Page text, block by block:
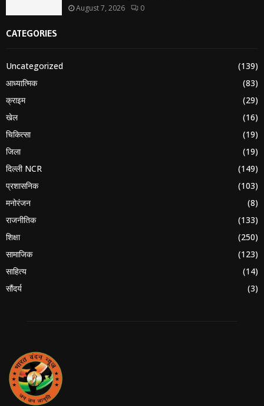
August 7, 2026 0
CATEGORIES
Uncategorized
(139)
आध्यात्मिक
(83)
क्राइम
(29)
खेल
(16)
चिकित्सा
(19)
जिला
(19)
दिल्ली NCR
(149)
प्रशासनिक
(103)
मनोरंजन
(8)
राजनीतिक
(133)
शिक्षा
(250)
सामाजिक
(123)
साहित्य
(14)
सौंदर्य
(3)